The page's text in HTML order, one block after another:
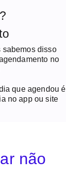
sabemos disso
no
que agendou é
no app ou site
não